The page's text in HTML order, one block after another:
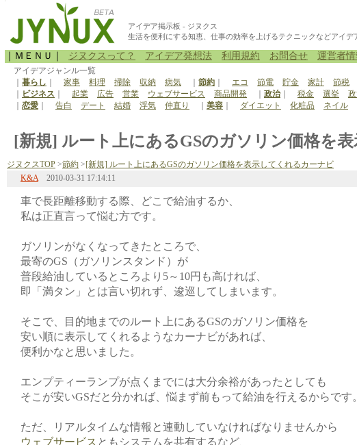
アイデア掲示板 - ジヌクス
生活を便利にする知恵、仕事の効率を上げるテクニックなどアイデ
｜ＭＥＮＵ｜ ジヌクスって？ アイデア発想法 利用規約 お問合せ 運営者情
アイデアジャンル一覧
暮らし 家事 料理 掃除 収納 病気 節約 エコ 節電 貯金 家計 節税
ビジネス 起業 広告 営業 ウェブサービス 商品開発 政治｜ 税金 選挙
恋愛 告白 デート 結婚 浮気 仲直り 美容 ダイエット 化粧品 ネイル
[新規] ルート上にあるGSのガソリン価格を
ジヌクスTOP >節約 >[新規] ルート上にあるGSのガソリン価格を表示してくれるカーナビ
K&A2010-03-31 17:14:11
車で長距離移動する際、どこで給油するか、
私は正直言って悩む方です。
ガソリンがなくなってきたところで、
最寄のGS（ガソリンスタンド）が
普段給油しているところより5～10円も高ければ、
即「満タン」とは言い切れず、逡巡してしまいます。
そこで、目的地までのルート上にあるGSのガソリン価格を
安い順に表示してくれるようなカーナビがあれば、
便利かなと思いました。
エンプティーランプが点くまでには大分余裕があったとしても
そこが安いGSだと分かれば、悩まず前もって給油を行えるからです。
ただ、リアルタイムな情報と連動していなければなりませんから
ウェブサービス ともシステムを共有するなど、